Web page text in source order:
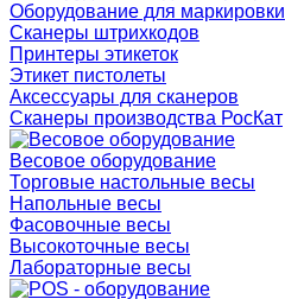
Оборудование для маркировки
Сканеры штрихкодов
Принтеры этикеток
Этикет пистолеты
Аксессуары для сканеров
Сканеры производства РосКат
Весовое оборудование
Торговые настольные весы
Напольные весы
Фасовочные весы
Высокоточные весы
Лабораторные весы